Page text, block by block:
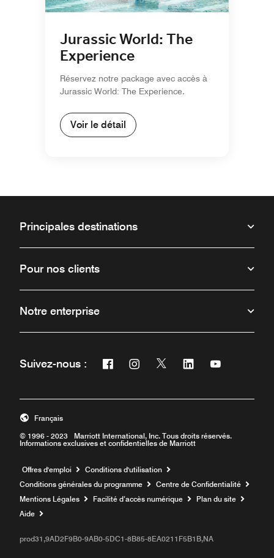
Jurassic World: The
Experience
Réservez notre package avec accès à
Jurassic World: The Experience.
Voir le détail
Principales destinations
Pour nos clients
Notre enterprise
Suivez-nous : Facebook
Ouvre une nouvelle fenêtre
Instagram
Ouvre une nouvelle fenêtre
Twitter
Ouvre une nouvelle
Linkedin
Ouvre uneOuvre une
© 1996 - 2023 Marriott International, Inc. Tous droits réservés.
Informations exclusives et confidentielles de Marriott
Français
Offres d'emploi Ouvre une nouvelle fenêtre
Conditions d'utilisation
Conditions générales du programme
Centre de Confidentialité
Mentions Légales
Facilité d’accès numérique
Plan du site
Aide
prod31,9AD2F9B0-9AB0-5DC1-8B85-8EA0211F5B1B,NA